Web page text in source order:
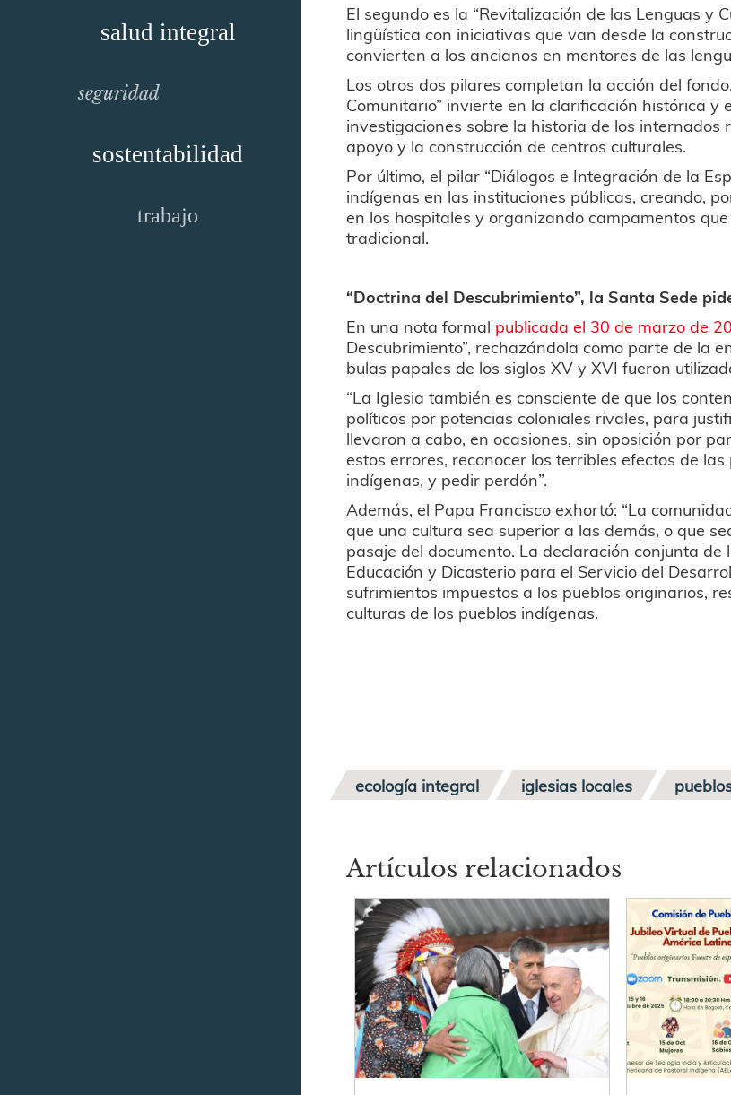
salud integral
seguridad
sostentabilidad
trabajo
El segundo es la “Revitalización de las Lenguas y
lingüística con iniciativas que van desde la
convierten a los ancianos en mentores de las
Los otros dos pilares completan la acción del
Comunitario” invierte en la clarificación histórica
investigaciones sobre la historia de los
apoyo y la construcción de centros culturales.
Por último, el pilar “Diálogos e Integración de la
indígenas en las instituciones públicas, creando,
en los hospitales y organizando campamentos
tradicional.
“Doctrina del Descubrimiento”, la Santa Sede
En una nota formal publicada el 30 de marzo de
Descubrimiento”, rechazándola como parte de la
bulas papales de los siglos XV y XVI fueron
“La Iglesia también es consciente de que los
políticos por potencias coloniales rivales, para
llevaron a cabo, en ocasiones, sin oposición por
estos errores, reconocer los terribles efectos de
indígenas, y pedir perdón”.
Además, el Papa Francisco exhortó: “La
que una cultura sea superior a las demás, o que
pasaje del documento. La declaración conjunta
Educación y Dicasterio para el Servicio del
sufrimientos impuestos a los pueblos originarios,
culturas de los pueblos indígenas.
ecología integral iglesias locales
Artículos relacionados